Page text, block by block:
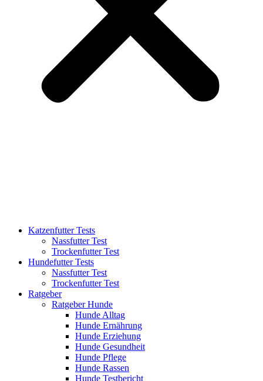
Katzenfutter Tests
Nassfutter Test
Trockenfutter Test
Hundefutter Tests
Nassfutter Test
Trockenfutter Test
Ratgeber
Ratgeber Hunde
Hunde Alltag
Hunde Ernährung
Hunde Erziehung
Hunde Gesundheit
Hunde Pflege
Hunde Rassen
Hunde Testbericht